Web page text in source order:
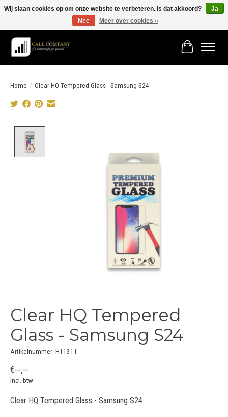
Vóór 19:00 besteld morgen in huis!
Winkelwagen
Home / Clear HQ Tempered Glass - Samsung S24
Clear HQ Tempered
Glass - Samsung S24
Artikelnummer: H11311
€--,--
Incl. btw
Clear HQ Tempered Glass - Samsung S24
Wij slaan cookies op om onze website te verbeteren. Is dat akkoord?
Ja
Nee
Meer over cookies »